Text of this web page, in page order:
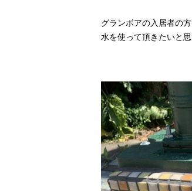
グランボアの入居者の
水を使って頂きたいと思